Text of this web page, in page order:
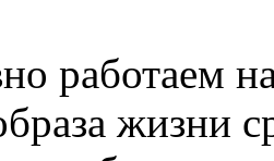
работаем
жизни